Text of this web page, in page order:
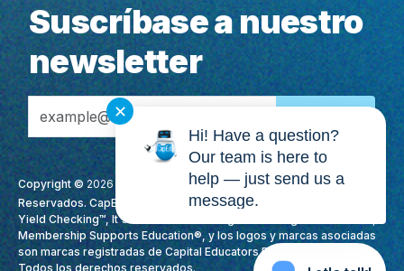
Suscríbase a nuestro
newsletter
Email Address
Copyright © 2026 CapEd Credit Union. Todos los Derechos
Reservados. CapEd, MoneyTracker®, We Love Teachers®, High
Yield Checking™, It's More Than Banking. It's Making A Difference.,
Membership Supports Education®, y los logos y marcas asociadas
son marcas registradas de Capital Educators Federal Credit Union.
Todos los derechos reservados.
✕
Hi! Have a question?
Our team is here to
help — just send us a
message.